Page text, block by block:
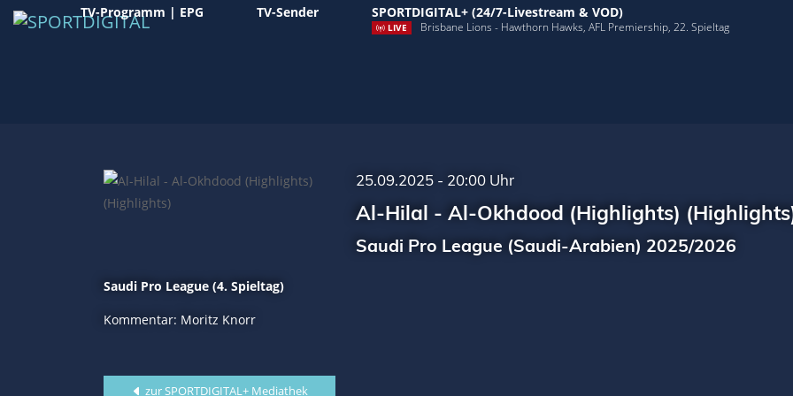
TV-Programm | EPG TV-Sender SPORTDIGITAL+ (24/7-Livestream & VOD)
LIVE Brisbane Lions - Hawthorn Hawks, AFL Premiership, 22. Spieltag
25.09.2025 - 20:00 Uhr
Al-Hilal - Al-Okhdood (Highlights)
Saudi Pro League (Saudi-Arabien) 2025/2026
Saudi Pro League (4. Spieltag)
Kommentar: Moritz Knorr
zur SPORTDIGITAL+ Mediathek